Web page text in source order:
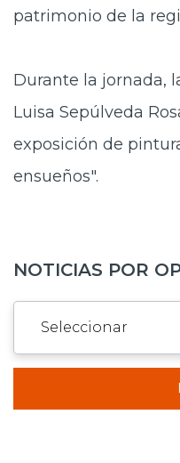
patrimonio de la
Durante la jornada,
Luisa Sepúlveda
exposición de
ensueños".
NOTICIAS POR